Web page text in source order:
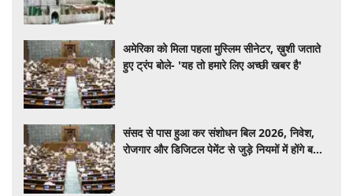
अमेरिका को मिला पहला मुस्लिम सीनेटर, ख़ुशी जताते
हुए ट्रंप बोले- 'यह तो हमारे लिए अच्छी खबर है'
संसद से पास हुआ कर संशोधन बिल 2026, निवेश,
रोजगार और डिजिटल पेमेंट से जुड़े नियमों में होंगे बड़े